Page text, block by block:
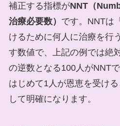
補正する指標がNNT（
治療必要数） です。NNTは
けるために何人に治療を行
す数値で、上記の例では絶
の逆数となる100人がNNT
はじめて1人が恩恵を受け
して明確になります。